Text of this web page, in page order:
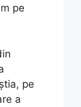
pe
pe
a